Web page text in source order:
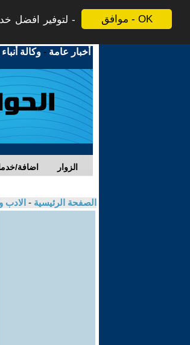
موافق - OK
لتوفير افضل
أخبار عامة -وكالة
اضافة/ الزوار
الصفحة الرئيسية - الادب